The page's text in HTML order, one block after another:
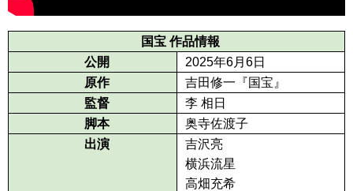
国宝 作品情報
公開
2025年6月6日
原作
吉田修一『国宝』
監督
李 相日
脚本
奥寺佐渡子
出演
吉沢亮
横浜流星
高畑充希